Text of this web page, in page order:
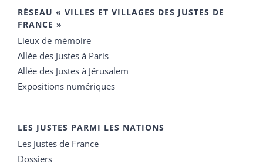
RÉSEAU « VILLES ET VILLAGES DES JUSTES DE
FRANCE »
Lieux de mémoire
Allée des Justes à Paris
Allée des Justes à Jérusalem
Expositions numériques
LES JUSTES PARMI LES NATIONS
Les Justes de France
Dossiers